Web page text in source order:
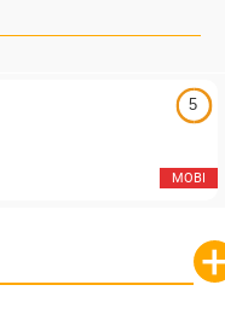
5
MOBI